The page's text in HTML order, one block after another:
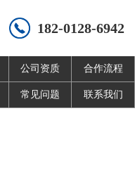
182-0128-6942
公司资质 合作流程
常见问题 联系我们